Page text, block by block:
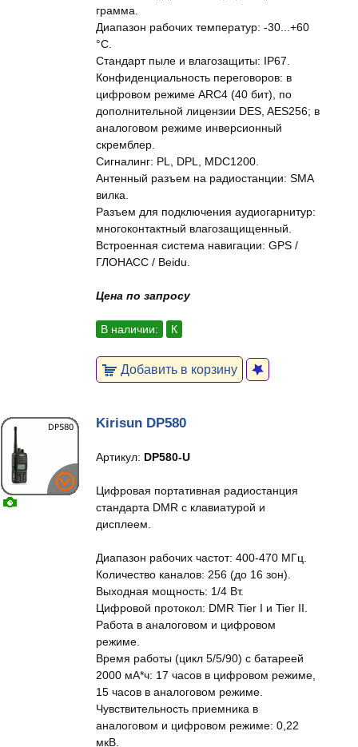
грамма.
Диапазон рабочих температур: -30...+60
°C.
Стандарт пыле и влагозащиты: IP67.
Конфиденциальность переговоров: в
цифровом режиме ARC4 (40 бит), по
дополнительной лицензии DES, AES256; в
аналоговом режиме инверсионный
скремблер.
Сигналинг: PL, DPL, MDC1200.
Антенный разъем на радиостанции: SMA
вилка.
Разъем для подключения аудиогарнитур:
многоконтактный влагозащищенный.
Встроенная система навигации: GPS /
ГЛОНАСС / Beidu.
Цена по запросу
В наличии: К
Добавить в корзину
Kirisun DP580
Артикул: DP580-U
Цифровая портативная радиостанция
стандарта DMR с клавиатурой и
дисплеем.
Диапазон рабочих частот: 400-470 МГц.
Количество каналов: 256 (до 16 зон).
Выходная мощность: 1/4 Вт.
Цифровой протокол: DMR Tier I и Tier II.
Работа в аналоговом и цифровом
режиме.
Время работы (цикл 5/5/90) с батареей
2000 мА*ч: 17 часов в цифровом режиме,
15 часов в аналоговом режиме.
Чувствительность приемника в
аналоговом и цифровом режиме: 0,22
мкВ.